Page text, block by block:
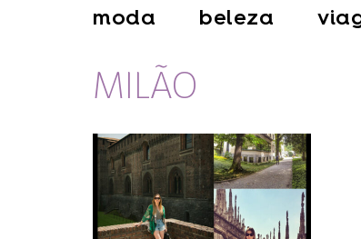
moda beleza
MILÃO